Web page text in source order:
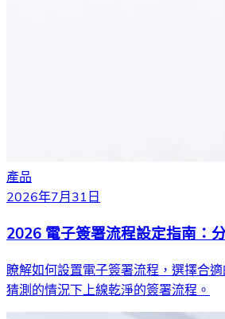
產品
2026年7月31日
2026 電子簽署流程設定指南：
瞭解如何設置電子簽署流程，選擇合
猜測的情況下上線乾淨的簽署流程。